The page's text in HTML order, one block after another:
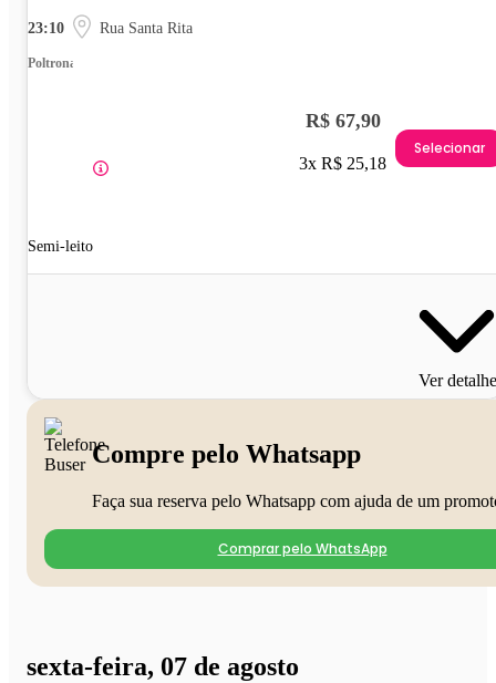
23:10 Rua Santa Rita
Poltrona
Semi-leito
R$ 67,90
3x R$ 25,18
Selecionar
Ver
Compre pelo Whatsapp
Faça sua reserva pelo Whatsapp com ajuda de um
Comprar pelo WhatsApp
sexta-feira, 07 de agosto